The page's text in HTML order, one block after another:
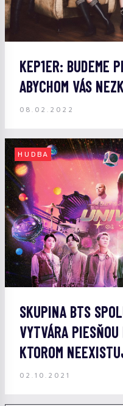
KEP1ER: BUDEME
ABYCHOM VÁS
08.02.2022
HUDBA
SKUPINA BTS
VYTVÁRA
KTOROM
02.10.2021